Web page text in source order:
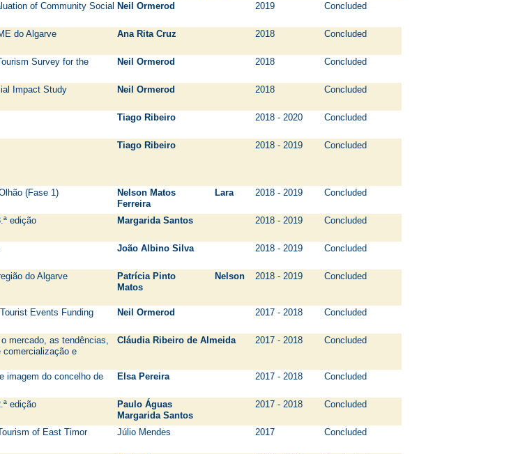
of Community Social Neil Ormerod 2019 Concluded
do Algarve Ana Rita Cruz 2018 Concluded
Survey for the
Neil Ormerod 2018 Concluded
Impact Study Neil Ormerod 2018 Concluded
Tiago Ribeiro 2018 - 2020 Concluded
Tiago Ribeiro 2018 - 2019 Concluded
(Fase 1)
Nelson Matos Lara
Ferreira
2018 - 2019 Concluded
edição Margarida Santos 2018 - 2019 Concluded
João Albino Silva 2018 - 2019 Concluded
do Algarve
Patrícia Pinto Nelson
Matos
2018 - 2019 Concluded
Events Funding
Neil Ormerod 2017 - 2018 Concluded
mercado, as tendências,
comercialização e
Cláudia Ribeiro de Almeida 2017 - 2018 Concluded
imagem do concelho de
Elsa Pereira 2017 - 2018 Concluded
edição
Paulo Águas
Margarida Santos
2017 - 2018 Concluded
of East Timor Júlio Mendes 2017 Concluded